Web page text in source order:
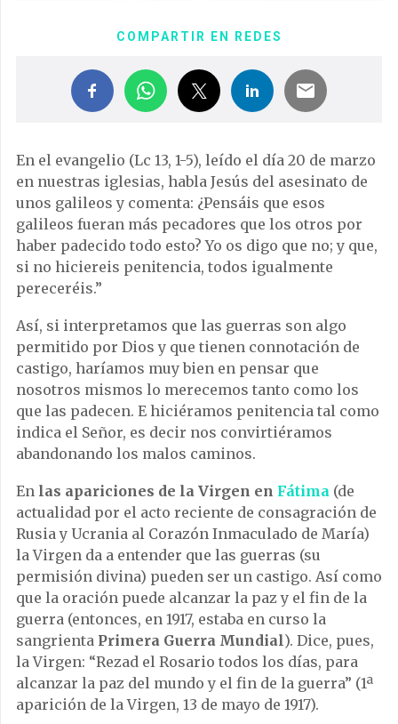
COMPARTIR EN REDES
En el evangelio (Lc 13, 1-5), leído el día 20 de marzo
en nuestras iglesias, habla Jesús del asesinato de
unos galileos y comenta: ¿Pensáis que esos
galileos fueran más pecadores que los otros por
haber padecido todo esto? Yo os digo que no; y que,
si no hiciereis penitencia, todos igualmente
pereceréis.”
Así, si interpretamos que las guerras son algo
permitido por Dios y que tienen connotación de
castigo, haríamos muy bien en pensar que
nosotros mismos lo merecemos tanto como los
que las padecen. E hiciéramos penitencia tal como
indica el Señor, es decir nos convirtiéramos
abandonando los malos caminos.
En las apariciones de la Virgen en Fátima (de
actualidad por el acto reciente de consagración de
Rusia y Ucrania al Corazón Inmaculado de María)
la Virgen da a entender que las guerras (su
permisión divina) pueden ser un castigo. Así como
que la oración puede alcanzar la paz y el fin de la
guerra (entonces, en 1917, estaba en curso la
sangrienta Primera Guerra Mundial). Dice, pues,
la Virgen: “Rezad el Rosario todos los días, para
alcanzar la paz del mundo y el fin de la guerra” (1ª
aparición de la Virgen, 13 de mayo de 1917).